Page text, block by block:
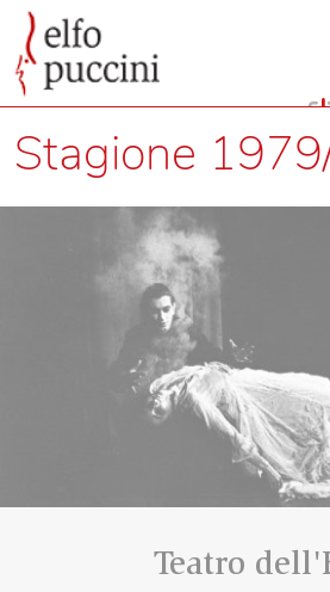
Stagione
Teatro